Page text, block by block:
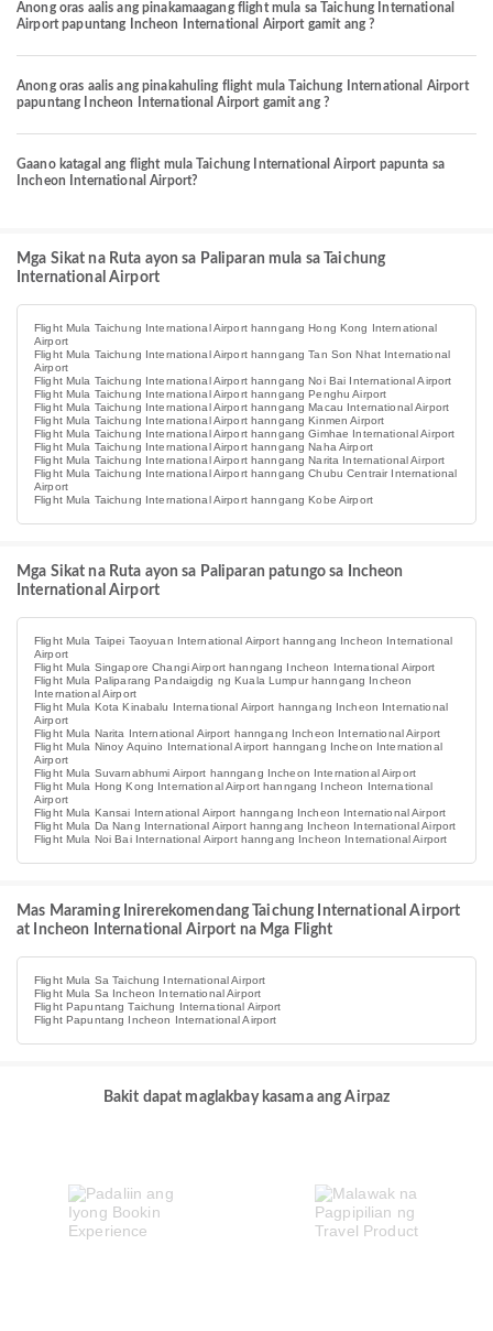
Anong oras aalis ang pinakamaagang flight mula sa Taichung International
Airport papuntang Incheon International Airport gamit ang ?
Anong oras aalis ang pinakahuling flight mula Taichung International Airport
papuntang Incheon International Airport gamit ang ?
Gaano katagal ang flight mula Taichung International Airport papunta sa
Incheon International Airport?
Mga Sikat na Ruta ayon sa Paliparan mula sa Taichung
International Airport
Flight Mula Taichung International Airport hanngang Hong Kong International
Airport
Flight Mula Taichung International Airport hanngang Tan Son Nhat International
Airport
Flight Mula Taichung International Airport hanngang Noi Bai International Airport
Flight Mula Taichung International Airport hanngang Penghu Airport
Flight Mula Taichung International Airport hanngang Macau International Airport
Flight Mula Taichung International Airport hanngang Kinmen Airport
Flight Mula Taichung International Airport hanngang Gimhae International Airport
Flight Mula Taichung International Airport hanngang Naha Airport
Flight Mula Taichung International Airport hanngang Narita International Airport
Flight Mula Taichung International Airport hanngang Chubu Centrair International
Airport
Flight Mula Taichung International Airport hanngang Kobe Airport
Mga Sikat na Ruta ayon sa Paliparan patungo sa Incheon
International Airport
Flight Mula Taipei Taoyuan International Airport hanngang Incheon International
Airport
Flight Mula Singapore Changi Airport hanngang Incheon International Airport
Flight Mula Paliparang Pandaigdig ng Kuala Lumpur hanngang Incheon
International Airport
Flight Mula Kota Kinabalu International Airport hanngang Incheon International
Airport
Flight Mula Narita International Airport hanngang Incheon International Airport
Flight Mula Ninoy Aquino International Airport hanngang Incheon International
Airport
Flight Mula Suvarnabhumi Airport hanngang Incheon International Airport
Flight Mula Hong Kong International Airport hanngang Incheon International
Airport
Flight Mula Kansai International Airport hanngang Incheon International Airport
Flight Mula Da Nang International Airport hanngang Incheon International Airport
Flight Mula Noi Bai International Airport hanngang Incheon International Airport
Mas Maraming Inirerekomendang Taichung International Airport
at Incheon International Airport na Mga Flight
Flight Mula Sa Taichung International Airport
Flight Mula Sa Incheon International Airport
Flight Papuntang Taichung International Airport
Flight Papuntang Incheon International Airport
Bakit dapat maglakbay kasama ang Airpaz